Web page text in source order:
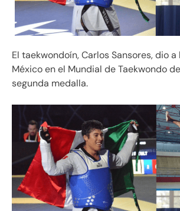
El taekwondoín, Carlos Sansores, dio
México en el Mundial de Taekwondo
segunda medalla.